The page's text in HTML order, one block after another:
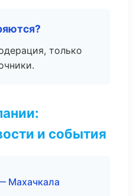
только
и события
Махачкала